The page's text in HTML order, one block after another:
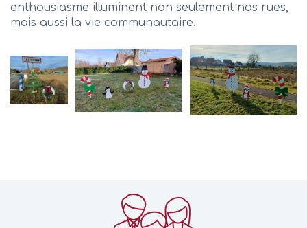
enthousiasme illuminent non seulement nos rues,
mais aussi la vie communautaire.